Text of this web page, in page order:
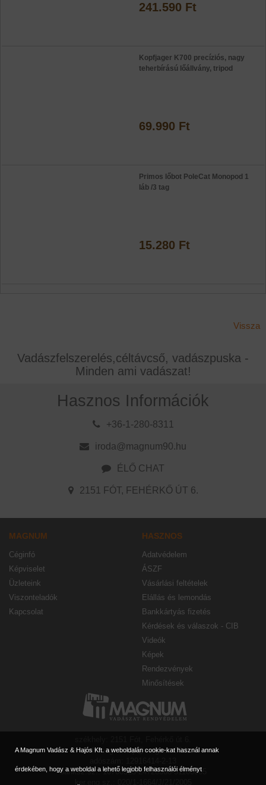
241.590 Ft
Kopfjager K700 precíziós, nagy
teherbírású lőállvány, tripod
69.990 Ft
Primos lőbot PoleCat Monopod 1
láb /3 tag
15.280 Ft
Vissza
Vadászfelszerelés,céltávcső, vadászpuska -
Minden ami vadászat!
Hasznos Információk
+36-1-280-8311
iroda@magnum90.hu
ÉLŐ CHAT
2151 FÓT, FEHÉRKŐ ÚT 6.
MAGNUM
Céginfó
Képviselet
Üzleteink
Viszonteladók
Kapcsolat
HASZNOS
Adatvédelem
ÁSZF
Vásárlási feltételek
Elállás és lemondás
Bankkártyás fizetés
Kérdések és válaszok - CIB
Videók
Képek
Rendezvények
Minősítések
e-mail: magnumbp@magnum90.hu
banksz.sz.: 10700323-24728308-51100005
ker.eng.sz.: 020/1-1664/J/21/2005
A Magnum Vadász & Hajós Kft. a weboldalán cookie-kat használ annak
érdekében, hogy a weboldal a lehető legjobb felhasználói élményt